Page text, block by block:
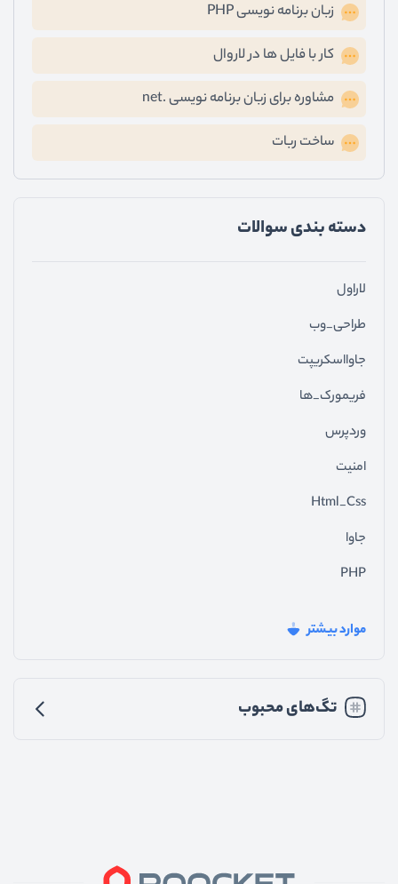
زبان برنامه نویسی PHP
کار با فایل ها در لاروال
مشاوره برای زبان برنامه نویسی .net
ساخت ربات
دسته ‌بندی سوالات
لاراول
طراحی_وب
جاوااسکریپت
فریمورک_ها
وردپرس
امنیت
Html_Css
جاوا
PHP
رابط_کاربری
موارد بیشتر
تگ‌های محبوب